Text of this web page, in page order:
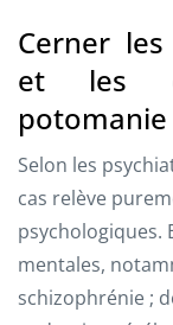
Cerner
et les
potomanie
Selon les
cas relève
psychologiques.
mentales,
schizophrénie ;